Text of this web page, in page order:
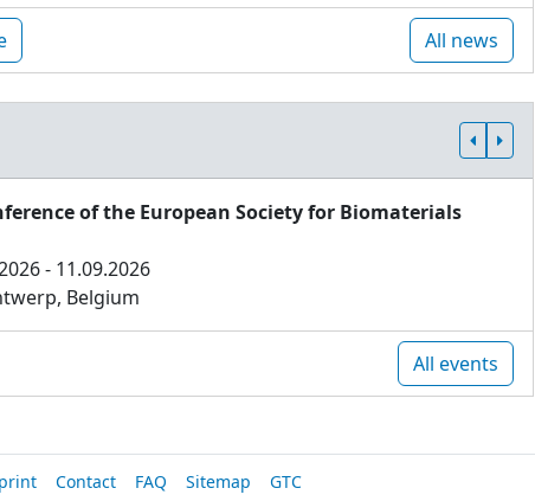
All news
of the European Society for Biomaterials
- 11.09.2026
Belgium
All events
Contact FAQ Sitemap GTC